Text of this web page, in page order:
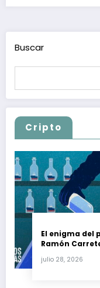
Buscar
Cripto
El enigma del
Ramón
julio 28, 2026